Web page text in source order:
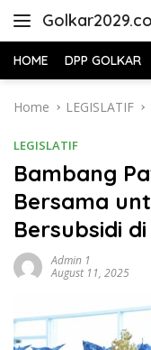
HOME DPP GOLKAR
Home LEGISLATIF
LEGISLATIF
Bambang
Bersama
Bersubsidi
Admin 1
August 11, 2025